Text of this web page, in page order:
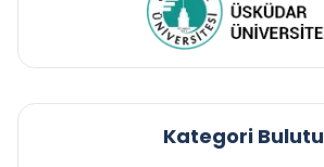
Kategori Bulutu